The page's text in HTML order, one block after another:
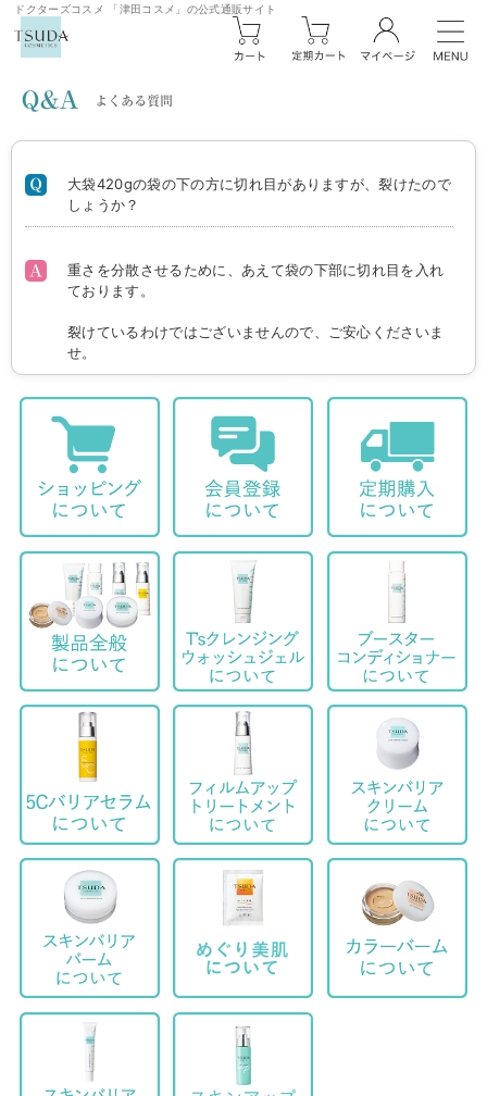
ドクターズコスメ 「津田コスメ」の公式通販サイト
大袋420gの袋の下の方に切れ目がありますが、裂けたので
しょうか？
重さを分散させるために、あえて袋の下部に切れ目を入れ
ております。
裂けているわけではございませんので、ご安心くださいま
せ。